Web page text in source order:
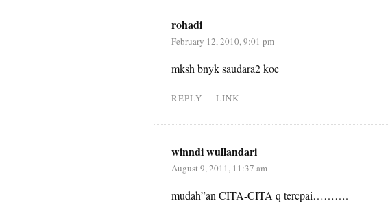
rohadi
February 12, 2010, 9:01 pm
mksh bnyk saudara2 koe
REPLY LINK
winndi wullandari
August 9, 2011, 11:37 am
mudah”an CITA-CITA q tercpai……….